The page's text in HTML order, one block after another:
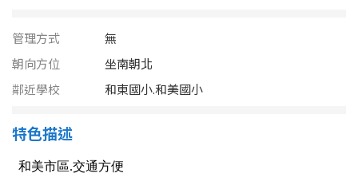
台南市
澎湖縣
40~50 坪
60~70 坪
80坪以上
管理方式
無
朝向方位
坐南朝北
鄰近學校
和東國小.和美國小
特色描述